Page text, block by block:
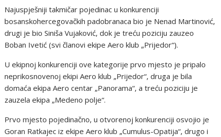
Najuspješniji takmičar pojedinac u konkurenciji
bosanskohercegovačkih padobranaca bio je Nenad Martinović,
drugi je bio Siniša Vujaković, dok je treću poziciju zauzeo
Boban Ivetić (svi članovi ekipe Aero klub „Prijedor“).
U ekipnoj konkurenciji ove kategorije prvo mjesto je pripalo
neprikosnovenoj ekipi Aero klub „Prijedor“, druga je bila
domaća ekipa Aero centar „Panorama“, a treću poziciju je
zauzela ekipa „Medeno polje“.
Prvo mjesto pojedinačno, u otvorenoj konkurenciji osvojio je
Goran Ratkajec iz ekipe Aero klub „Cumulus-Opatija“, drugo i